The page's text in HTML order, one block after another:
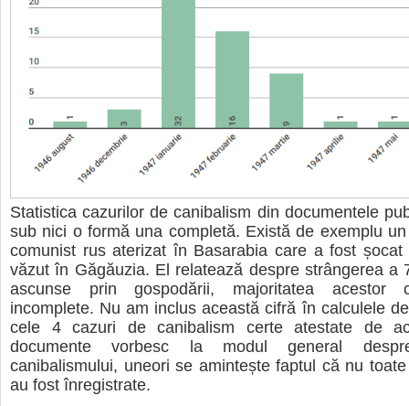
Statistica cazurilor de canibalism din documentele
sub nici o formă una completă. Există de exemplu
comunist rus aterizat în Basarabia care a fost
văzut în Găgăuzia. El relatează despre strângerea a
ascunse prin gospodării, majoritatea acestor
incomplete. Nu am inclus această cifră în calculele
cele 4 cazuri de canibalism certe atestate de
documente vorbesc la modul general
canibalismului, uneori se amintește faptul că nu
au fost înregistrate.